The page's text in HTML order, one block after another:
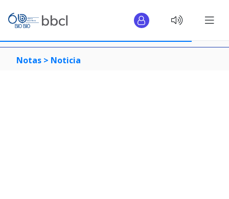
Notas > Noticia